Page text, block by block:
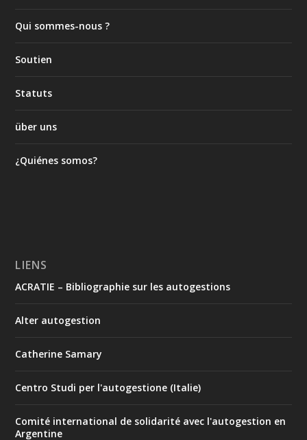
Qui sommes-nous ?
Soutien
Statuts
über uns
¿Quiénes somos?
LIENS
ACRATIE – Bibliographie sur les autogestions
Alter autogestion
Catherine Samary
Centro Studi per l'autogestione (Italie)
Comité international de solidarité avec l'autogestion en
Argentine